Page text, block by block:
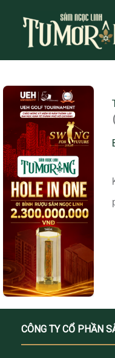
CÔNG TY CỔ PHẦN